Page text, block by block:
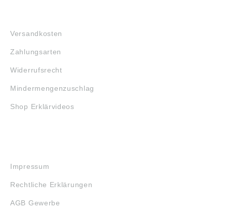
Versandkosten
Zahlungsarten
Widerrufsrecht
Mindermengenzuschlag
Shop Erklärvideos
Impressum
Rechtliche Erklärungen
AGB Gewerbe